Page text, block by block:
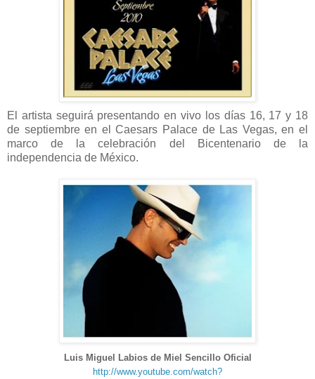
El artista seguirá presentando en vivo los días 16, 17 y 18
de septiembre en el Caesars Palace de Las Vegas, en el
marco de la celebración del Bicentenario de la
independencia de México.
Luis Miguel Labios de Miel Sencillo Oficial
http://www.youtube.com/watch?